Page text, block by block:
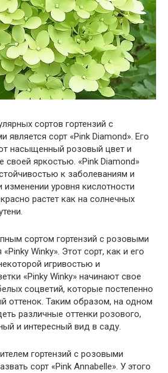
сортов гортензий с
является сорт «Pink Diamond». Его
насыщенный розовый цвет и
своей яркостью. «Pink Diamond»
к заболеваниям и
уровня кислотности
растет как на солнечных
сортом гортензий с розовыми
Winky». Этот сорт, как и его
игривостью и
«Pinky Winky» начинают свое
соцветий, которые постепенно
оттенок. Таким образом, на одном
различные оттенки розового,
и интересный вид в саду.
гортензий с розовыми
сорт «Pink Annabelle». У этого